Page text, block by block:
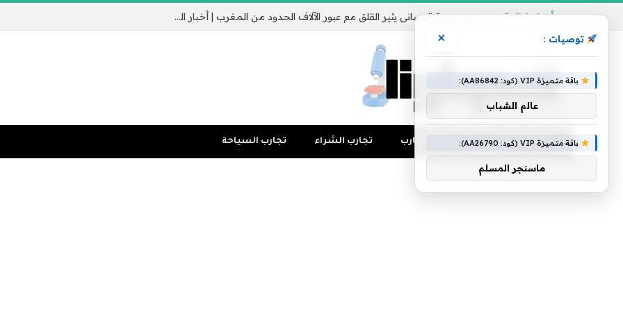
أخبار شائعة جيب سبتة الإسباني يثير القلق مع عبور الآلاف الحدود من المغرب | أخبار الهجرة
تجارب المال منوعات التجارب تجارب الشراء تجارب السياحة
توصيات : ×
باقة متميزة VIP (كود: AA86842):
عالم الشباب
باقة متميزة VIP (كود: AA26790):
ماسنجر المسلم